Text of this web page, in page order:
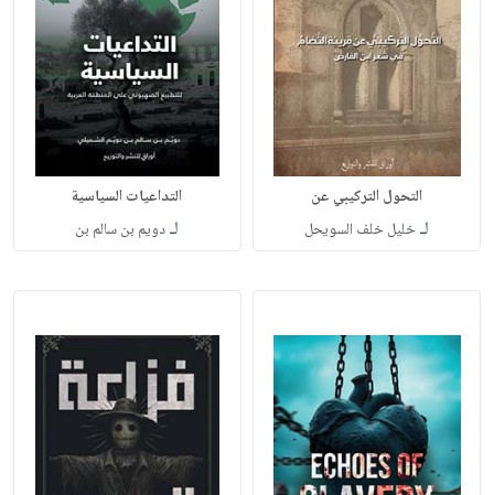
التحول التركيبي عن
لـخليل خلف السويحل
التداعيات السياسية
لـدويم بن سالم بن